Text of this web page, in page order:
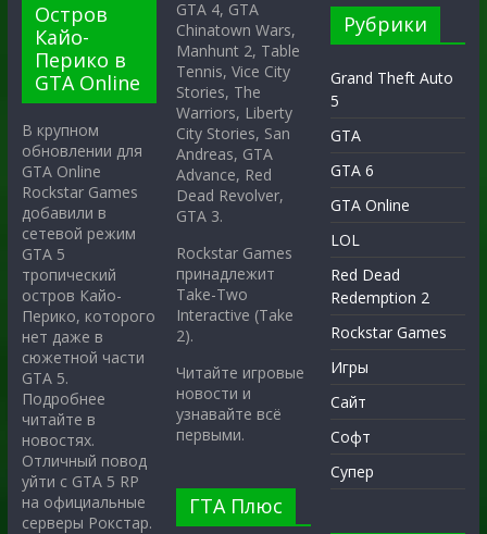
Остров
Кайо-
Перико в
GTA Online
В крупном
обновлении для
GTA Online
Rockstar Games
добавили в
сетевой режим
GTA 5
тропический
остров Кайо-
Перико, которого
нет даже в
сюжетной части
GTA 5.
Подробнее
читайте в
новостях.
Отличный повод
уйти с GTA 5 RP
на официальные
серверы Рокстар.
GTA 4, GTA
Chinatown Wars,
Manhunt 2, Table
Tennis, Vice City
Stories, The
Warriors, Liberty
City Stories, San
Andreas, GTA
Advance, Red
Dead Revolver,
GTA 3.
Rockstar Games
принадлежит
Take-Two
Interactive (Take
2).
Читайте игровые
новости и
узнавайте всё
первыми.
ГТА Плюс
Рубрики
Grand Theft Auto
5
GTA
GTA 6
GTA Online
LOL
Red Dead
Redemption 2
Rockstar Games
Игры
Сайт
Софт
Супер